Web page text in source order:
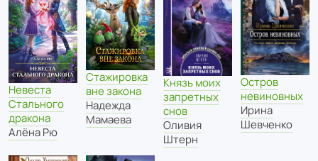
Невеста
Стального
дракона
Алёна Рю
Стажировка
вне закона
Надежда
Мамаева
Князь моих
запретных
снов
Оливия
Штерн
Остров
невиновных
Ирина
Шевченко